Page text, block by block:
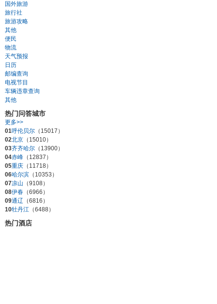
国外旅游
旅行社
旅游攻略
其他
便民
物流
天气预报
日历
邮编查询
电视节目
车辆违章查询
其他
热门问答城市
更多>>
01呼伦贝尔 （15017）
02北京 （15010）
03齐齐哈尔 （13900）
04赤峰 （12837）
05重庆 （11718）
06哈尔滨 （10353）
07凉山 （9108）
08伊春 （6966）
09通辽
（6816）
10牡丹江 （6488）
热门酒店